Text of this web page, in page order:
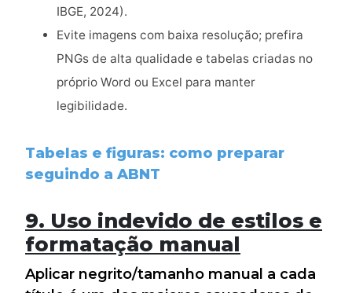
IBGE, 2024).
Evite imagens com baixa resolução; prefira
PNGs de alta qualidade e tabelas criadas no
próprio Word ou Excel para manter
legibilidade.
Tabelas e figuras: como preparar
seguindo a ABNT
9. Uso indevido de estilos e
formatação manual
Aplicar negrito/tamanho manual a cada